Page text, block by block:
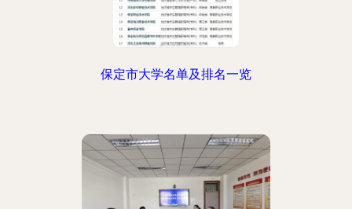
保定市大学名单及排名一览